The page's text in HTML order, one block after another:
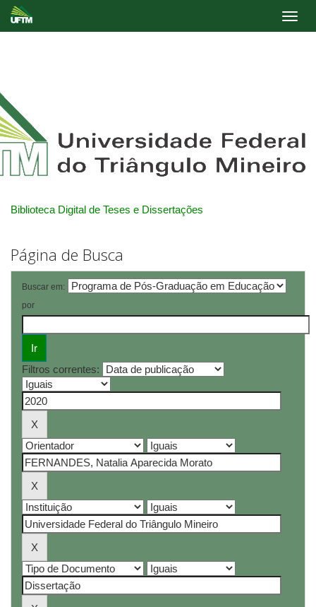
Biblioteca Digital de Teses e Dissertações
Página de Busca
Buscar em:
por
Filtros correntes: